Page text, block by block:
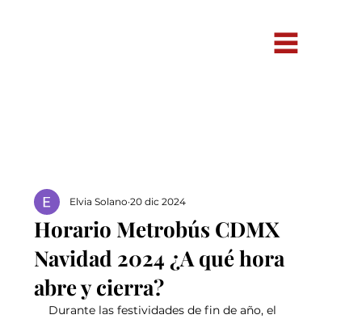
Horario Metrobús CDMX
Navidad 2024 ¿A qué hora
abre y cierra?
Elvia Solano 20 dic 2024
Durante las festividades de fin de año, el